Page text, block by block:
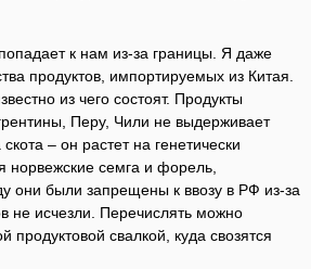
к нам из-за границы. Я даже
продуктов, импортируемых из Китая.
из чего состоят. Продукты
Перу, Чили не выдерживает
– он растет на генетически
семга и форель,
они были запрещены к ввозу в РФ из-за
не исчезли. Перечислять можно
свалкой, куда свозятся